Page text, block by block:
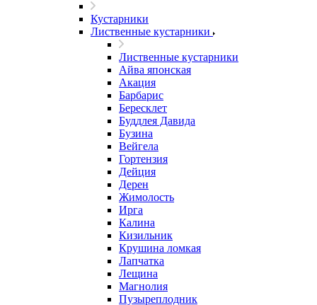
Кустарники
Лиственные кустарники
Лиственные кустарники
Айва японская
Акация
Барбарис
Бересклет
Буддлея Давида
Бузина
Вейгела
Гортензия
Дейция
Дерен
Жимолость
Ирга
Калина
Кизильник
Крушина ломкая
Лапчатка
Лещина
Магнолия
Пузыреплодник